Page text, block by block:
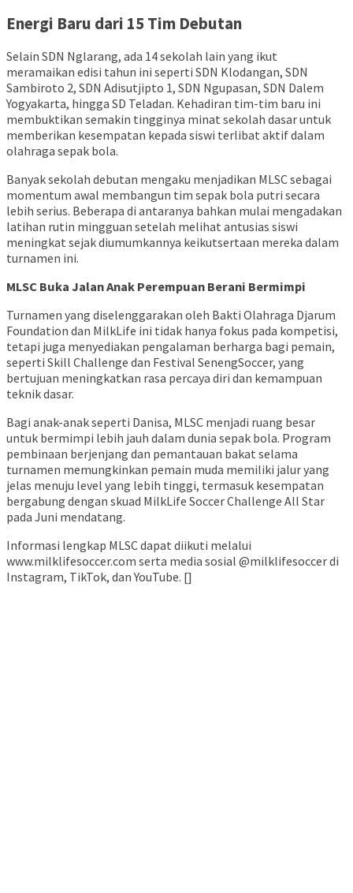
Energi Baru dari 15 Tim Debutan
Selain SDN Nglarang, ada 14 sekolah lain yang ikut
meramaikan edisi tahun ini seperti SDN Klodangan, SDN
Sambiroto 2, SDN Adisutjipto 1, SDN Ngupasan, SDN Dalem
Yogyakarta, hingga SD Teladan. Kehadiran tim-tim baru ini
membuktikan semakin tingginya minat sekolah dasar untuk
memberikan kesempatan kepada siswi terlibat aktif dalam
olahraga sepak bola.
Banyak sekolah debutan mengaku menjadikan MLSC sebagai
momentum awal membangun tim sepak bola putri secara
lebih serius. Beberapa di antaranya bahkan mulai mengadakan
latihan rutin mingguan setelah melihat antusias siswi
meningkat sejak diumumkannya keikutsertaan mereka dalam
turnamen ini.
MLSC Buka Jalan Anak Perempuan Berani Bermimpi
Turnamen yang diselenggarakan oleh Bakti Olahraga Djarum
Foundation dan MilkLife ini tidak hanya fokus pada kompetisi,
tetapi juga menyediakan pengalaman berharga bagi pemain,
seperti Skill Challenge dan Festival SenengSoccer, yang
bertujuan meningkatkan rasa percaya diri dan kemampuan
teknik dasar.
Bagi anak-anak seperti Danisa, MLSC menjadi ruang besar
untuk bermimpi lebih jauh dalam dunia sepak bola. Program
pembinaan berjenjang dan pemantauan bakat selama
turnamen memungkinkan pemain muda memiliki jalur yang
jelas menuju level yang lebih tinggi, termasuk kesempatan
bergabung dengan skuad MilkLife Soccer Challenge All Star
pada Juni mendatang.
Informasi lengkap MLSC dapat diikuti melalui
www.milklifesoccer.com serta media sosial @milklifesoccer di
Instagram, TikTok, dan YouTube. []